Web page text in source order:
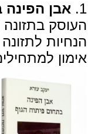
1. אבן הפינה
העוסק בתזונה
הנחיות לתזונה
אימון